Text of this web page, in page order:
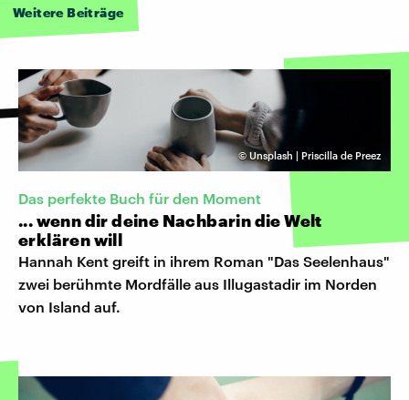
Weitere Beiträge
© Unsplash | Priscilla de Preez
Das perfekte Buch für den Moment
... wenn dir deine Nachbarin die Welt
erklären will
Hannah Kent greift in ihrem Roman "Das Seelenhaus"
zwei berühmte Mordfälle aus Illugastadir im Norden
von Island auf.